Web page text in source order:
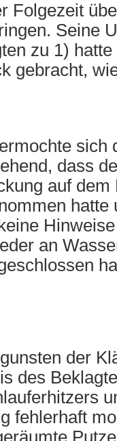
Folgezeit
Seine
zu 1)
gebracht,
sich
dass
auf
hatte
an
der
des
fehlerhaft